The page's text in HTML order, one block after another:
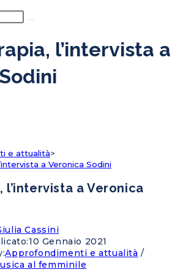
l’intervista a
e attualità>
a Veronica Sodini
l’intervista a Veronica
Cassini
10 Gennaio 2021
Approfondimenti e attualità /
al femminile